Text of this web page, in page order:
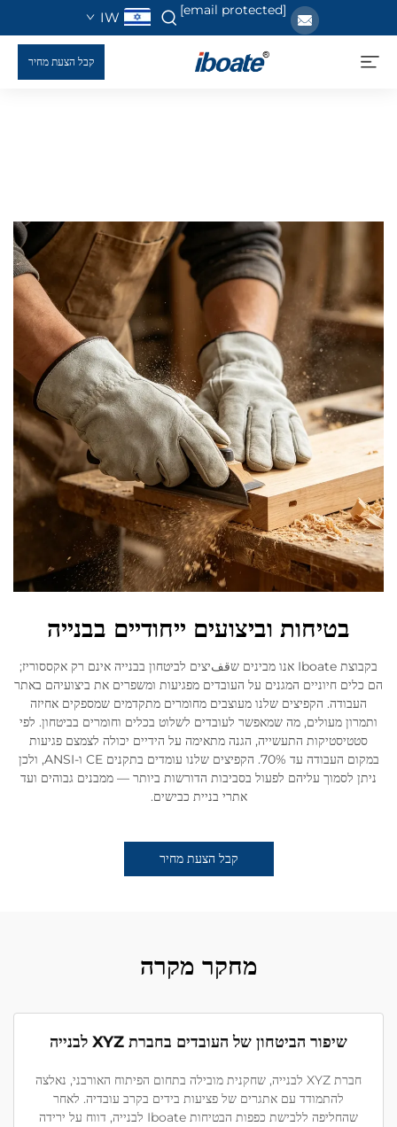
[email protected]
IW
קבל הצעת מחיר
בטיחות וביצועים ייחודיים בבנייה
בקבוצת Iboate אנו מבינים שقفיצים לביטחון בבנייה אינם רק אקססוריז;
הם כלים חיוניים המגנים על העובדים מפגיעות ומשפרים את ביצועיהם באתר
העבודה. הקפיצים שלנו מעוצבים מחומרים מתקדמים שמספקים אחיזה
ותמרון מעולים, מה שמאפשר לעובדים לשלוט בכלים וחומרים בביטחון. לפי
סטטיסטיקות התעשייה, הגנה מתאימה על הידיים יכולה לצמצם פגיעות
במקום העבודה עד 70%. הקפיצים שלנו עומדים בתקנים CE ו-ANSI, ולכן
ניתן לסמוך עליהם לפעול בסביבות הדורשות ביותר — ממבנים גבוהים ועד
אתרי בניית כבישים.
קבל הצעת מחיר
מחקר מקרה
שיפור הביטחון של העובדים בחברת XYZ לבנייה
חברת XYZ לבנייה, שחקנית מובילה בתחום הפיתוח האורבני, נאלצה
להתמודד עם אתגרים של פציעות בידים בקרב עובדיה. לאחר
שהחליפה ללבישת כפפות הבטיחות Iboate לבנייה, דווח על ירידה